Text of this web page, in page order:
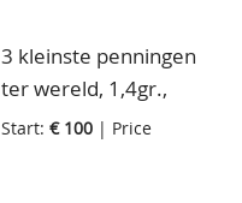
3 kleinste penningen
ter wereld, 1,4gr.,
999/1000
Start: € 100 | Price